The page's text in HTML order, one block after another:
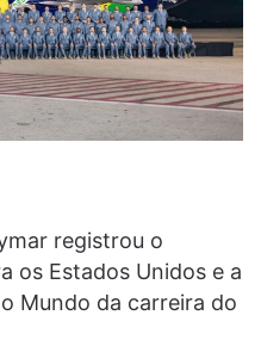
registrou o
os Estados Unidos e a
Mundo da carreira do